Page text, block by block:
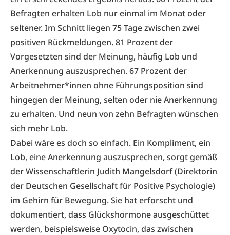
Befragten erhalten Lob nur einmal im Monat oder
seltener. Im Schnitt liegen 75 Tage zwischen zwei
positiven Rückmeldungen. 81 Prozent der
Vorgesetzten sind der Meinung, häufig Lob und
Anerkennung auszusprechen. 67 Prozent der
Arbeitnehmer*innen ohne Führungsposition sind
hingegen der Meinung, selten oder nie Anerkennung
zu erhalten. Und neun von zehn Befragten wünschen
sich mehr Lob.
Dabei wäre es doch so einfach. Ein Kompliment, ein
Lob, eine Anerkennung auszusprechen, sorgt gemäß
der Wissenschaftlerin Judith Mangelsdorf (Direktorin
der Deutschen Gesellschaft für Positive Psychologie)
im Gehirn für Bewegung. Sie hat erforscht und
dokumentiert, dass Glückshormone ausgeschüttet
werden, beispielsweise Oxytocin, das zwischen